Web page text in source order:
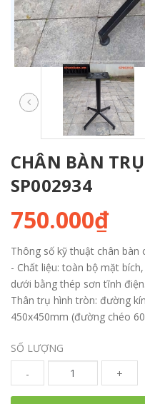
CHÂN BÀN
SP002934
750.000₫
Thông số kỹ thuật chân bàn
- Chất liệu: toàn bộ mặt
dưới bằng thép sơn tĩnh
Thân trụ hình tròn: đường
450x450mm (đường chéo
SỐ LƯỢNG
-
+